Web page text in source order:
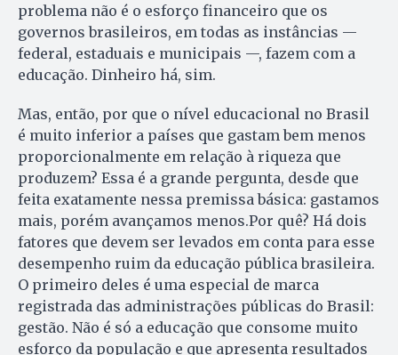
problema não é o esforço financeiro que os
governos brasileiros, em todas as instâncias —
federal, estaduais e municipais —, fazem com a
educação. Dinheiro há, sim.
Mas, então, por que o nível educacional no Brasil
é muito inferior a países que gastam bem menos
proporcionalmente em relação à riqueza que
produzem? Essa é a grande pergunta, desde que
feita exatamente nessa premissa básica: gastamos
mais, porém avançamos menos.Por quê? Há dois
fatores que devem ser levados em conta para esse
desempenho ruim da educação pública brasileira.
O primeiro deles é uma especial de marca
registrada das administrações públicas do Brasil:
gestão. Não é só a educação que consome muito
esforço da população e que apresenta resultados